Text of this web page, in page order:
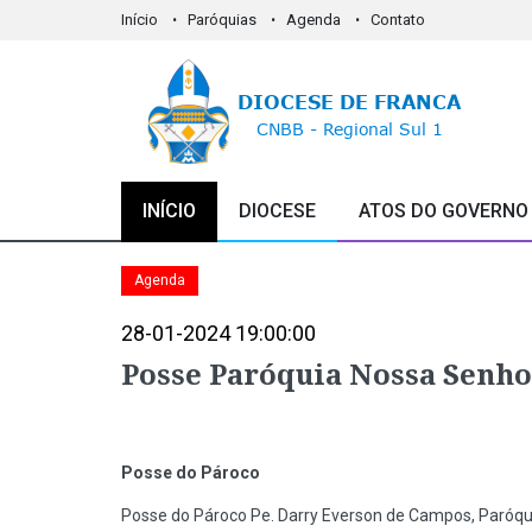
Início Paróquias Agenda Contato
INÍCIO DIOCESE ATOS DO GOVERNO
Agenda
28-01-2024 19:00:00
Posse Paróquia Nossa
Posse do Pároco
Posse do Pároco Pe. Darry Everson de Campos,